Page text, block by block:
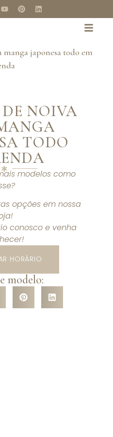
NOIVA
TODO
modelos como
opções em nossa
conosco e venha
HORÁRIO
modelo: